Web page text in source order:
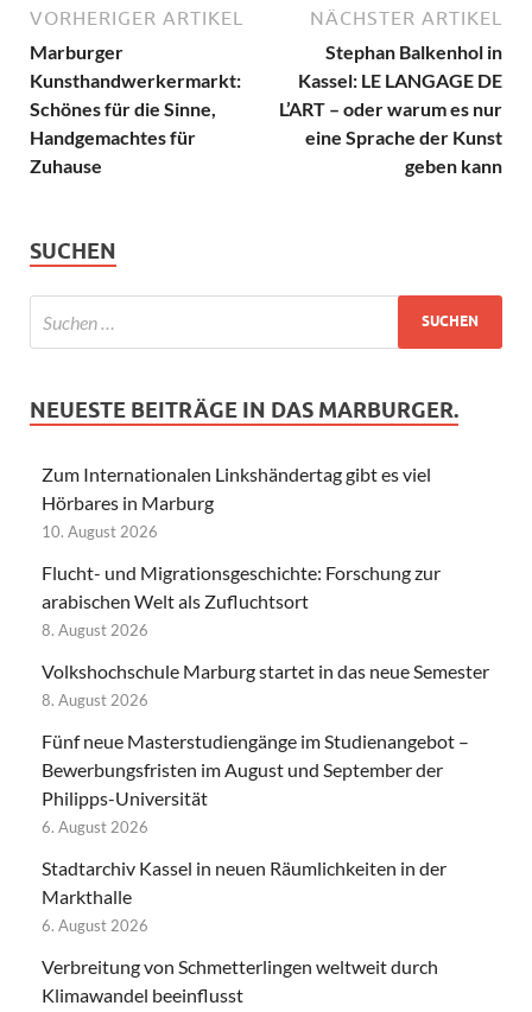
VORHERIGER ARTIKEL
Marburger
Kunsthandwerkermarkt:
Schönes für die Sinne,
Handgemachtes für
Zuhause
NÄCHSTER ARTIKEL
Stephan Balkenhol in
Kassel: LE LANGAGE DE
L’ART – oder warum es nur
eine Sprache der Kunst
geben kann
SUCHEN
NEUESTE BEITRÄGE IN DAS MARBURGER.
Zum Internationalen Linkshändertag gibt es viel
Hörbares in Marburg
10. August 2026
Flucht- und Migrationsgeschichte: Forschung zur
arabischen Welt als Zufluchtsort
8. August 2026
Volkshochschule Marburg startet in das neue Semester
8. August 2026
Fünf neue Masterstudiengänge im Studienangebot –
Bewerbungsfristen im August und September der
Philipps-Universität
6. August 2026
Stadtarchiv Kassel in neuen Räumlichkeiten in der
Markthalle
6. August 2026
Verbreitung von Schmetterlingen weltweit durch
Klimawandel beeinflusst